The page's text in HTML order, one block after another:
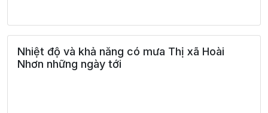
Nhiệt độ và khả năng có mưa Thị xã Hoài
Nhơn những ngày tới